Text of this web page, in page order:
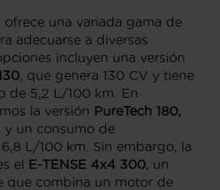
ofrece una variada gama de
adecuarse a diversas
incluyen una versión
, que genera 130 CV y tiene
de 5,2 L/100 km. En
la versión PureTech 180,
y un consumo de
L/100 km. Sin embargo, la
el E-TENSE 4x4 300 , un
que combina un motor de